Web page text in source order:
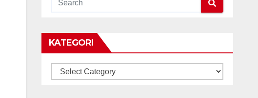
KATEGORI
KATEGORI